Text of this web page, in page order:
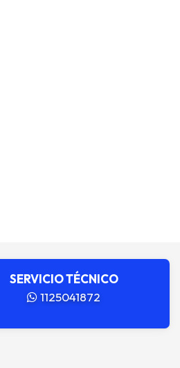
SERVICIO TÉCNICO
1125041872